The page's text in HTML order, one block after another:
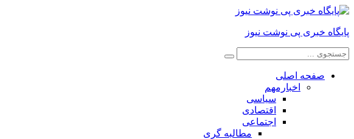
پایگاه خبری پی نوشت نیوز
صفحه اصلی
اخبارمهم
سیاسی
اقتصادی
اجتماعی
مطالبه گری